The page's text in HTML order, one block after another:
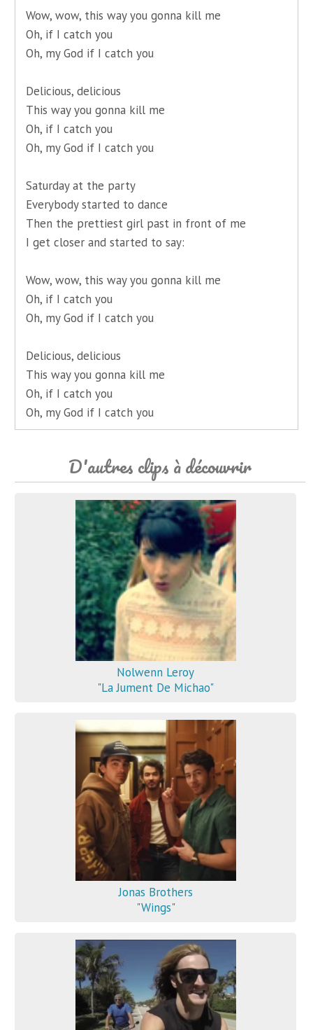
Wow, wow, this way you gonna kill me
Oh, if I catch you
Oh, my God if I catch you
Delicious, delicious
This way you gonna kill me
Oh, if I catch you
Oh, my God if I catch you
Saturday at the party
Everybody started to dance
Then the prettiest girl past in front of me
I get closer and started to say:
Wow, wow, this way you gonna kill me
Oh, if I catch you
Oh, my God if I catch you
Delicious, delicious
This way you gonna kill me
Oh, if I catch you
Oh, my God if I catch you
D'autres clips à découvrir
Nolwenn Leroy
"La Jument De Michao"
Jonas Brothers
"Wings"